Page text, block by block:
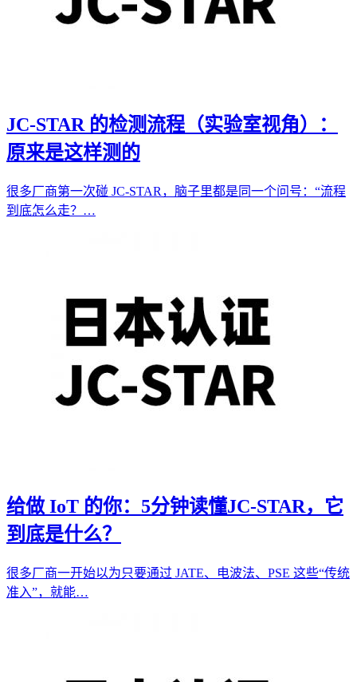
JC-STAR 的检测流程（实验室视角）：
原来是这样测的
很多厂商第一次碰 JC-STAR，脑子里都是同一个问号：“流程
到底怎么走？…
给做 IoT 的你：5分钟读懂JC-STAR，它
到底是什么？
很多厂商一开始以为只要通过 JATE、电波法、PSE 这些“传统
准入”，就能…